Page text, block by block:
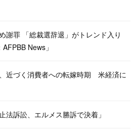
謝罪 「総裁選辞退」がトレンド入り
News」
近づく消費者への転嫁時期 米経済に
法訴訟、エルメス勝訴で決着」